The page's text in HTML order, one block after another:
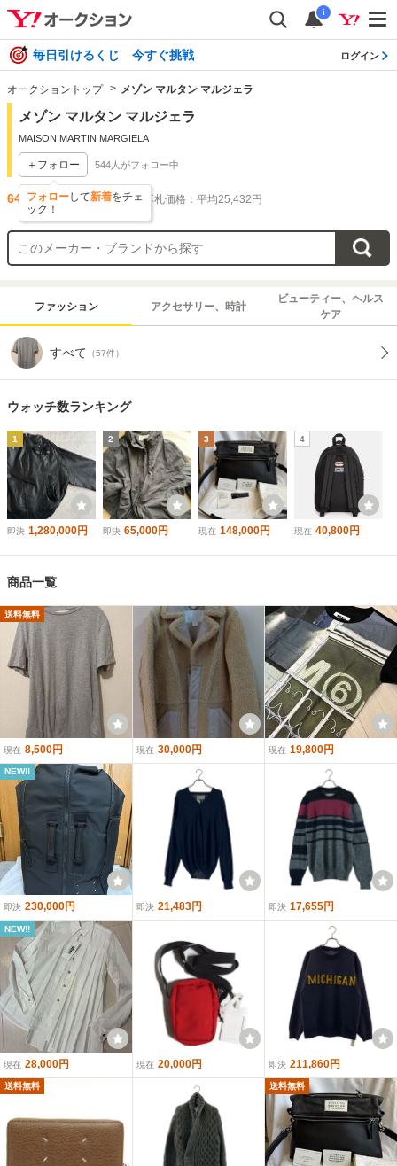
i
毎日引けるくじ 今すぐ挑戦 ログイン
オークショントップ メゾン マルタン マルジェラ
メゾン マルタン マルジェラ
MAISON MARTIN MARGIELA
＋フォロー
フォローして新着をチェ
ック！
544 人がフォロー中
64 件出品されています 落札価格：平均25,432円
ファッション アクセサリー、時計
ビューティー、ヘルス
ケア
すべて （57件）
ウォッチ数ランキング
1
即決 1,280,000円
2
即決 65,000円
3
現在 148,000円
4
現在 40,800円
商品一覧
送料無料
現在 8,500円 現在 30,000円 現在 19,800円
NEW!!
即決 230,000円 即決 21,483円 即決 17,655円
NEW!!
現在 28,000円 現在 20,000円 即決 211,860円
送料無料 送料無料